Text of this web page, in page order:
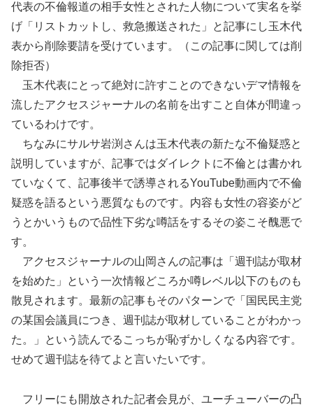
代表の不倫報道の相手女性とされた人物について実名を挙
げ「リストカットし、救急搬送された」と記事にし玉木代
表から削除要請を受けています。（この記事に関しては削
除拒否）
玉木代表にとって絶対に許すことのできないデマ情報を
流したアクセスジャーナルの名前を出すこと自体が間違っ
ているわけです。
ちなみにサルサ岩渕さんは玉木代表の新たな不倫疑惑と
説明していますが、記事ではダイレクトに不倫とは書かれ
ていなくて、記事後半で誘導されるYouTube動画内で不倫
疑惑を語るという悪質なものです。内容も女性の容姿がど
うとかいうもので品性下劣な噂話をするその姿こそ醜悪で
す。
アクセスジャーナルの山岡さんの記事は「週刊誌が取材
を始めた」という一次情報どころか噂レベル以下のものも
散見されます。最新の記事もそのパターンで「国民民主党
の某国会議員につき、週刊誌が取材していることがわかっ
た。」という読んでるこっちが恥ずかしくなる内容です。
せめて週刊誌を待てよと言いたいです。
フリーにも開放された記者会見が、ユーチューバーの凸